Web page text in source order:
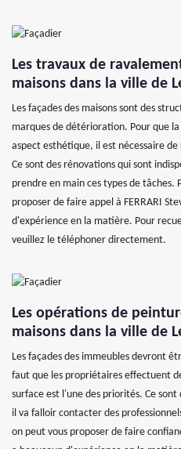
Les travaux de
maisons dans la ville de
Les façades des maisons sont des
marques de détérioration. Pour que
aspect esthétique, il est nécessaire
Ce sont des rénovations qui sont
prendre en main ces types de tâches.
proposer de faire appel à FERRARI
d'expérience en la matière. Pour
veuillez le téléphoner directement.
Les opérations de
maisons dans la ville de
Les façades des immeubles devront
faut que les propriétaires effectuent
surface est l'une des priorités. Ce
il va falloir contacter des
on peut vous proposer de faire